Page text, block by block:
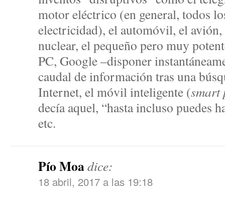
motor eléctrico (en general, todos
electricidad), el automóvil, el
nuclear, el pequeño pero muy
PC, Google –disponer
caudal de información tras una
Internet, el móvil inteligente (smart
decía aquel, “hasta incluso puedes
etc.
Pío Moadice:
18 abril, 2017 a las 19:18